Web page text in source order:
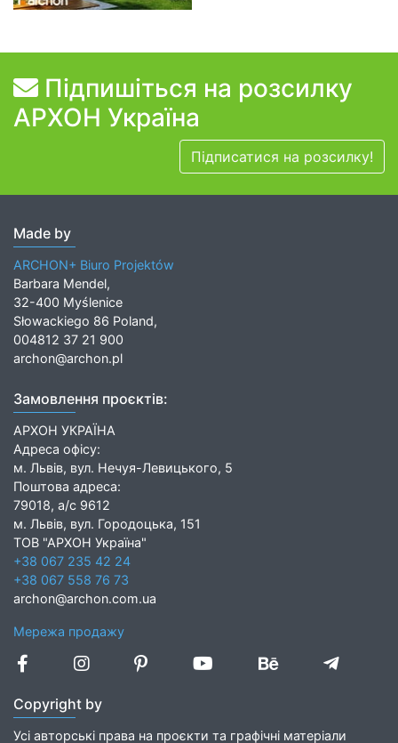
Підпишіться на розсилку
АРХОН Україна
Підписатися на розсилку!
Made by
ARCHON+ Biuro Projektów
Barbara Mendel,
32-400 Myślenice
Słowackiego 86 Poland,
004812 37 21 900
archon@archon.pl
Замовлення проєктів:
АРХОН УКРАЇНА
Адреса офісу:
м. Львів, вул. Нечуя-Левицького, 5
Поштова адреса:
79018, а/с 9612
м. Львів, вул. Городоцька, 151
ТОВ "АРХОН Україна"
+38 067 235 42 24
+38 067 558 76 73
archon@archon.com.ua
Мережа продажу
Copyright by
Усі авторські права на проєкти та графічні матеріали